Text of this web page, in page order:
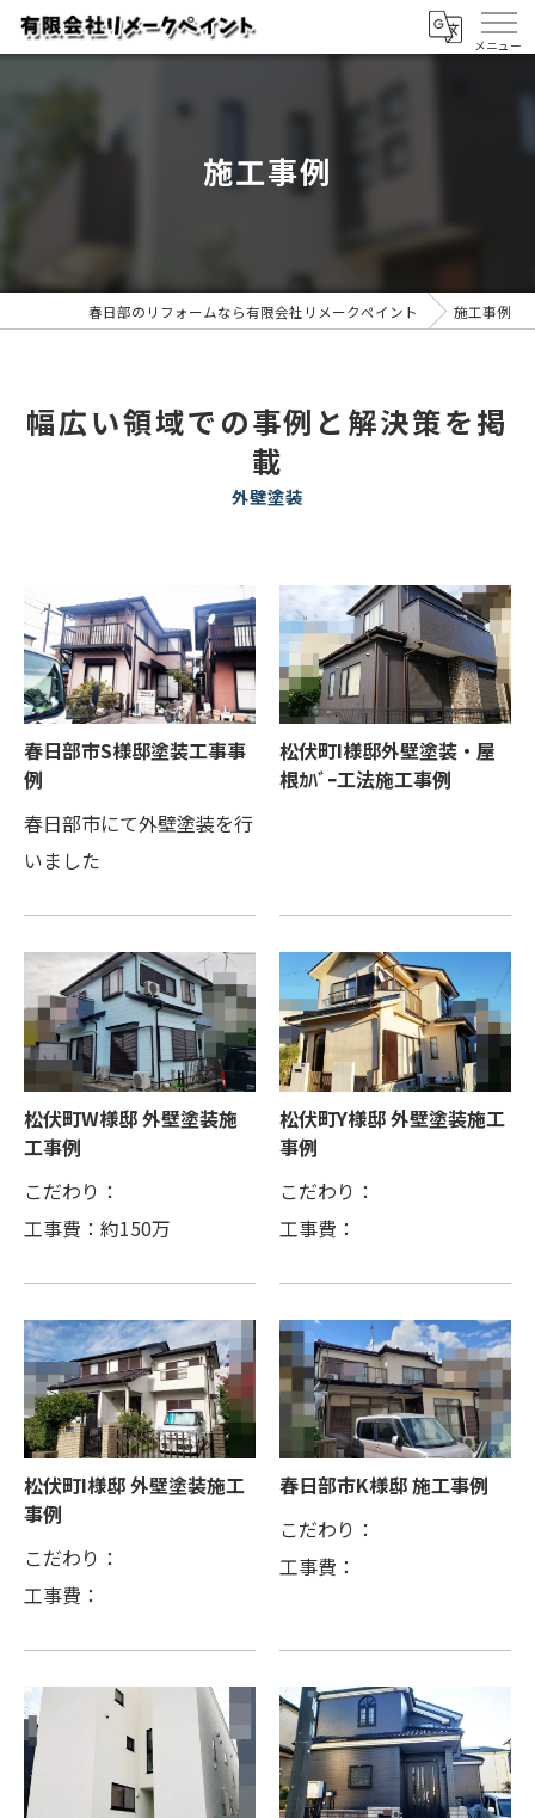
施工事例
春日部のリフォームなら有限会社リメークペイント 施工事例
幅広い領域での事例と解決策を掲
載
外壁塗装
春日部市S様邸塗装工事事
例
春日部市にて外壁塗装を行
いました
松伏町I様邸外壁塗装・屋
根ｶﾊﾞｰ工法施工事例
松伏町W様邸 外壁塗装施
工事例
こだわり：
工事費：約150万
松伏町Y様邸 外壁塗装施工
事例
こだわり：
工事費：
松伏町I様邸 外壁塗装施工
事例
こだわり：
工事費：
春日部市K様邸 施工事例
こだわり：
工事費：